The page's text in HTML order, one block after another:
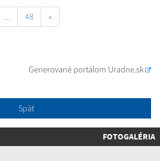
... 48 »
Generované portálom Uradne.sk
Späť
FOTOGALÉRIA